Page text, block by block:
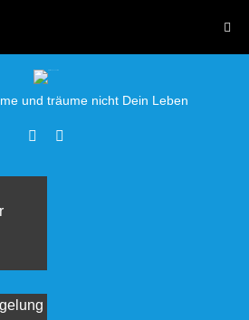
und träume nicht Dein Leben